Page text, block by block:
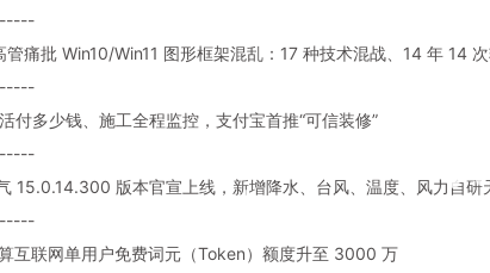
痛批 Win10/Win11 图形框架混乱：17 种技术混战、14 年 14
付多少钱、施工全程监控，支付宝首推“可信装修”
15.0.14.300 版本官宣上线，新增降水、台风、温度、风力自研
互联网单用户免费词元（Token）额度升至 3000 万